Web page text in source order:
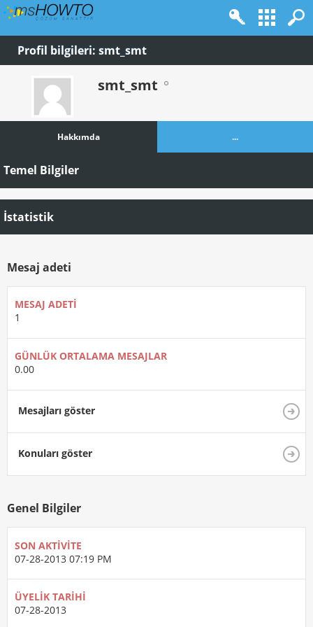
Profil bilgileri: smt_smt
smt_smt
Hakkımda ...
Temel Bilgiler
İstatistik
Mesaj adeti
MESAJ ADETI
1
GÜNLÜK ORTALAMA MESAJLAR
0.00
Mesajları göster
Konuları göster
Genel Bilgiler
SON AKTIVITE
07-28-2013 07:19 PM
ÜYELIK TARIHI
07-28-2013